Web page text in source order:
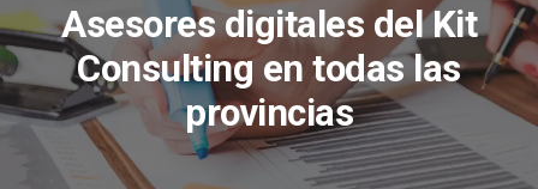
Asesores digitales del Kit
Consulting en todas las
provincias